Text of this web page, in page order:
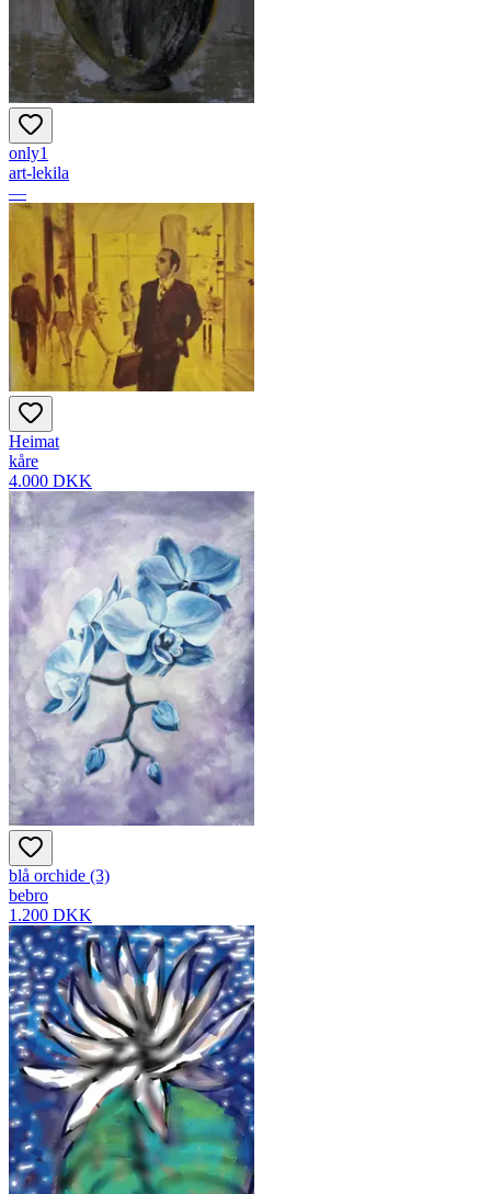
only1
art-lekila
—
Heimat
kåre
4.000 DKK
blå orchide (3)
bebro
1.200 DKK